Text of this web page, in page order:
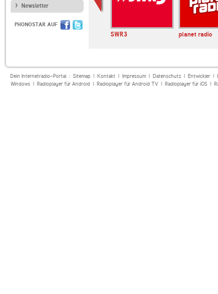
Newsletter
PHONOSTAR AUF
SWR3 planet radio
Dein Internetradio-Portal : Sitemap| Kontakt| Impressum| Datenschutz| Entwickler|
Windows| Radioplayer für Android| Radioplayer für Android TV| Radioplayer für iOS|